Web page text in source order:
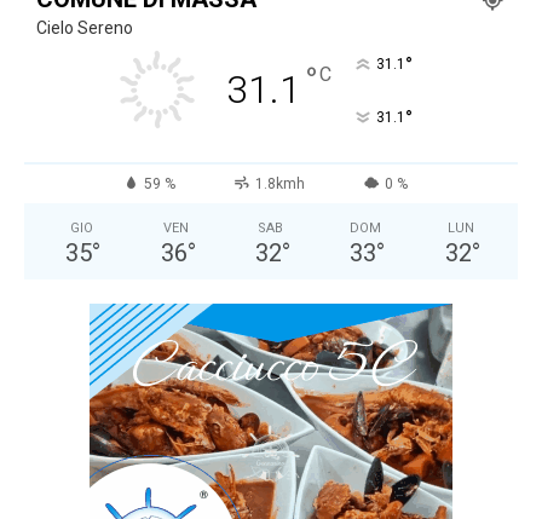
Cielo Sereno
31.1 °C 31.1 °
31.1 °
59 % 1.8kmh 0 %
GIO
35°
VEN
36°
SAB
32°
DOM
33°
LUN
32°